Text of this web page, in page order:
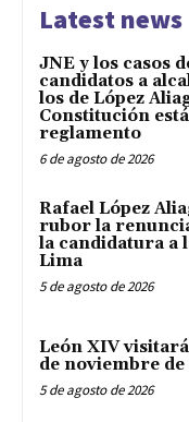
Latest news
JNE y los casos
candidatos a
los de López
Constitución
reglamento
6 de agosto de 2026
Rafael López
rubor la
la candidatura a
Lima
5 de agosto de 2026
León XIV visitará
de noviembre
5 de agosto de 2026